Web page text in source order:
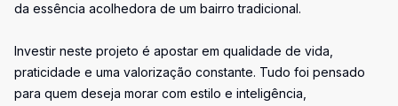
da essência acolhedora de um bairro tradicional.
Investir neste projeto é apostar em qualidade de vida,
praticidade e uma valorização constante. Tudo foi pensado
para quem deseja morar com estilo e inteligência,